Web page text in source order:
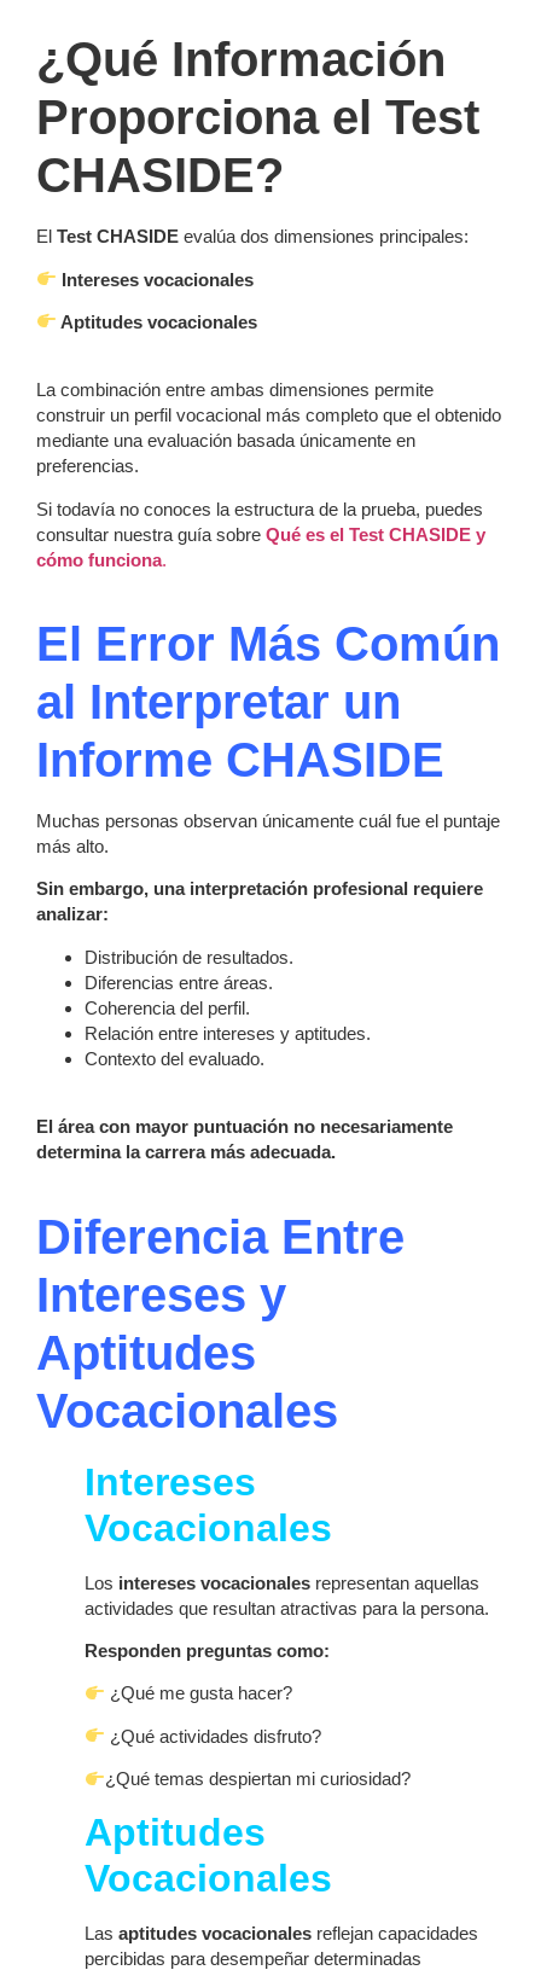
¿Qué Información
Proporciona el Test
CHASIDE?
El Test CHASIDE evalúa dos dimensiones principales:
Intereses vocacionales
Aptitudes vocacionales
La combinación entre ambas dimensiones permite
construir un perfil vocacional más completo que el obtenido
mediante una evaluación basada únicamente en
preferencias.
Si todavía no conoces la estructura de la prueba, puedes
consultar nuestra guía sobre Qué es el Test CHASIDE y
cómo funciona.
El Error Más Común
al Interpretar un
Informe CHASIDE
Muchas personas observan únicamente cuál fue el puntaje
más alto.
Sin embargo, una interpretación profesional requiere
analizar:
Distribución de resultados.
Diferencias entre áreas.
Coherencia del perfil.
Relación entre intereses y aptitudes.
Contexto del evaluado.
El área con mayor puntuación no necesariamente
determina la carrera más adecuada.
Diferencia Entre
Intereses y
Aptitudes
Vocacionales
Intereses
Vocacionales
Los intereses vocacionales representan aquellas
actividades que resultan atractivas para la persona.
Responden preguntas como:
¿Qué me gusta hacer?
¿Qué actividades disfruto?
¿Qué temas despiertan mi curiosidad?
Aptitudes
Vocacionales
Las aptitudes vocacionales reflejan capacidades
percibidas para desempeñar determinadas